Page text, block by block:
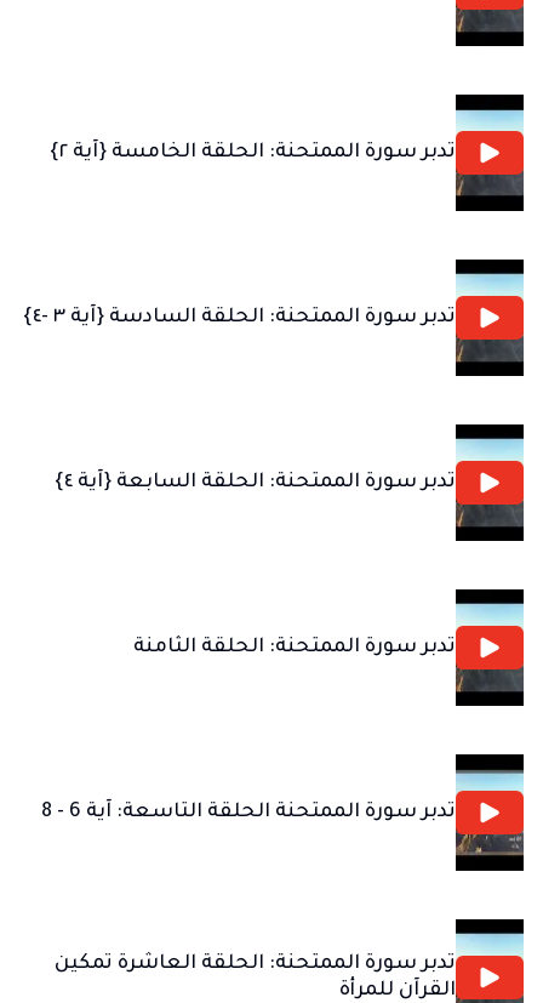
تدبر سورة الممتحنة: الحلقة الخامسة {آية ٢}
تدبر سورة الممتحنة: الحلقة السادسة {آية ٣ -٤}
تدبر سورة الممتحنة: الحلقة السابعة {آية ٤}
تدبر سورة الممتحنة: الحلقة الثامنة
تدبر سورة الممتحنة الحلقة التاسعة: آية 6 - 8
تدبر سورة الممتحنة: الحلقة العاشرة تمكين
القرآن للمرأة